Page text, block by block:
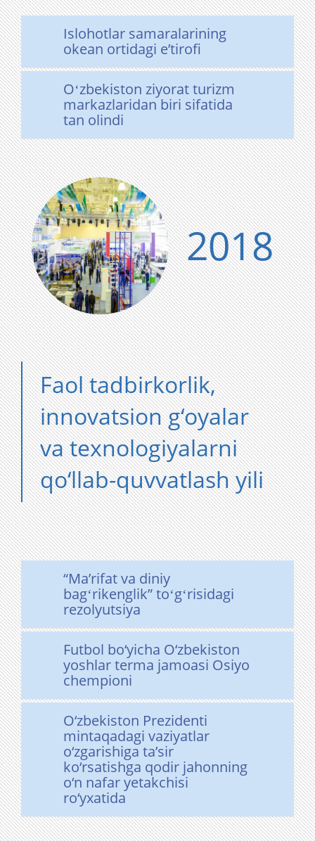
Islohotlar samaralarining
okean ortidagi eʼtirofi
Oʻzbekiston ziyorat turizm
markazlaridan biri sifatida
tan olindi
2018
Faol tadbirkorlik,
innovatsion g‘oyalar
va texnologiyalarni
qo‘llab-quvvatlash yili
“Maʼrifat va diniy
bagʻrikenglik” toʻgʻrisidagi
rezolyutsiya
Futbol bo‘yicha O‘zbekiston
yoshlar terma jamoasi Osiyo
chempioni
O‘zbekiston Prezidenti
mintaqadagi vaziyatlar
o‘zgarishiga ta’sir
ko‘rsatishga qodir jahonning
o‘n nafar yetakchisi
ro‘yxatida